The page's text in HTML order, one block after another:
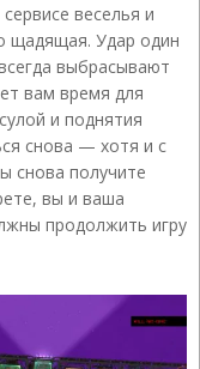
веселья и
щадящая. Удар один
выбрасывают
вам время для
и поднятия
снова — хотя и с
снова получите
вы и ваша
продолжить игру